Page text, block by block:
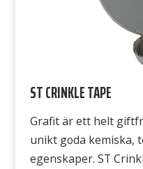
ST CRINKLE TAPE
Grafit är ett helt
unikt goda kemiska,
egenskaper. ST